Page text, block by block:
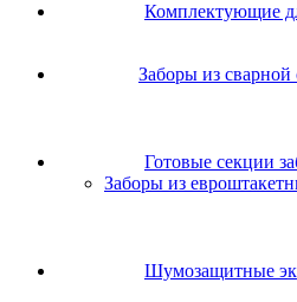
Комплектующие
Заборы из сварной
Готовые секции
Заборы из
Шумозащитные